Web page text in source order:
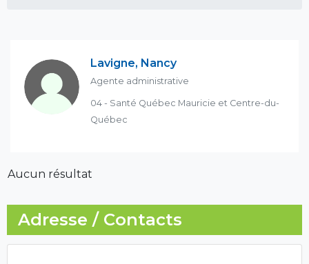
Lavigne, Nancy
Agente administrative
04 - Santé Québec Mauricie et Centre-du-
Québec
Aucun résultat
Adresse / Contacts